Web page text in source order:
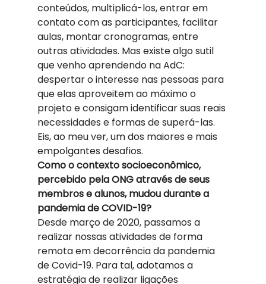
conteúdos, multiplicá-los, entrar em
contato com as participantes, facilitar
aulas, montar cronogramas, entre
outras atividades. Mas existe algo sutil
que venho aprendendo na AdC:
despertar o interesse nas pessoas para
que elas aproveitem ao máximo o
projeto e consigam identificar suas reais
necessidades e formas de superá-las.
Eis, ao meu ver, um dos maiores e mais
empolgantes desafios.
Como o contexto socioeconômico,
percebido pela ONG através de seus
membros e alunos, mudou durante a
pandemia de COVID-19?
Desde março de 2020, passamos a
realizar nossas atividades de forma
remota em decorrência da pandemia
de Covid-19. Para tal, adotamos a
estratégia de realizar ligações